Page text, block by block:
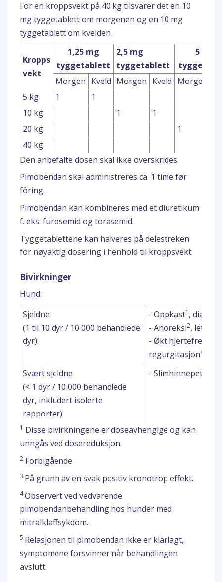
For en kroppsvekt på 40 kg tilsvarer det en 10
mg tyggetablett om morgenen og en 10 mg
tyggetablett om kvelden.
Kropps
vekt
1,25 mg
tyggetablett
2,5 mg
tyggetablett
5 mg
Morgen Kveld Morgen Kveld Morgen
5 kg
1
1
10 kg
1
1
20 kg
1
40 kg
Den anbefalte dosen skal ikke overskrides.
Pimobendan skal administreres ca. 1 time før
fôring.
Pimobendan kan kombineres med et diuretikum
f. eks. furosemid og torasemid.
Tyggetablettene kan halveres på delestreken
for nøyaktig dosering i henhold til kroppsvekt.
Bivirkninger
Hund:
Sjeldne
(1 til 10 dyr / 10 000 behandlede
dyr):
- Oppkast1 , diaré
- Anoreksi2, letargi
- Økt
regurgitasjon4
Svært sjeldne
(< 1 dyr / 10 000 behandlede
dyr, inkludert isolerte
rapporter):
-
1 Disse bivirkningene er doseavhengige og kan
unngås ved dosereduksjon.
2 Forbigående
3 På grunn av en svak positiv kronotrop effekt.
4Observert ved vedvarende
pimobendanbehandling hos hunder med
mitralklaffsykdom.
5 Relasjonen til pimobendan ikke er klarlagt,
symptomene forsvinner når behandlingen
avslutt.